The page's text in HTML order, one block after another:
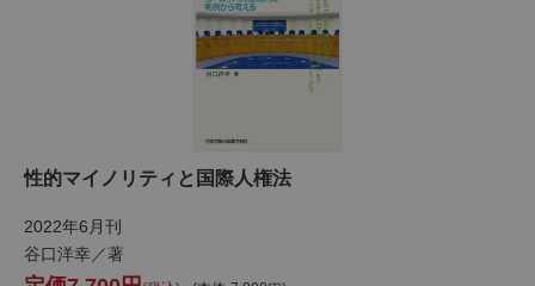
性的マイノリティと国際人権法
2022年6月刊
谷口洋幸／著